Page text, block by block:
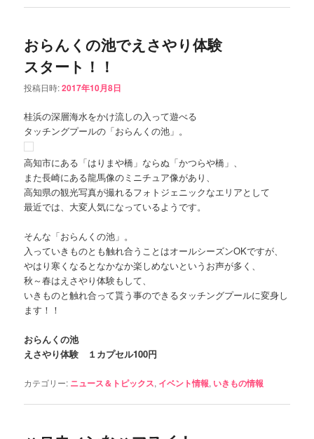
おらんくの池でえさやり体験
スタート！！
投稿日時:2017年10月8日
桂浜の深層海水をかけ流しの入って遊べる
タッチングプールの「おらんくの池」。
高知市にある「はりまや橋」ならぬ「かつらや橋」、
また長崎にある龍馬像のミニチュア像があり、
高知県の観光写真が撮れるフォトジェニックなエリアとして
最近では、大変人気になっているようです。
そんな「おらんくの池」。
入っていきものとも触れ合うことはオールシーズンOKですが、
やはり寒くなるとなかなか楽しめないというお声が多く、
秋～春はえさやり体験もして、
いきものと触れ合って貰う事のできるタッチングプールに変身し
ます！！
おらんくの池
えさやり体験 １カプセル100円
カテゴリー: ニュース＆トピックス, イベント情報, いきもの情報